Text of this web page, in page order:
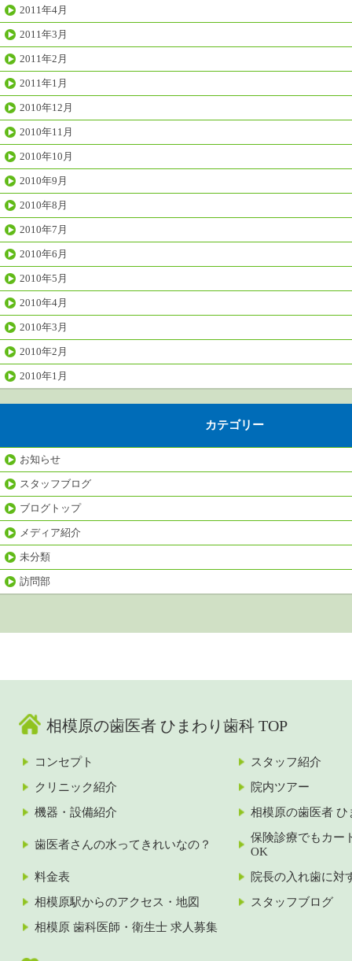
2011年4月
2011年3月
2011年2月
2011年1月
2010年12月
2010年11月
2010年10月
2010年9月
2010年8月
2010年7月
2010年6月
2010年5月
2010年4月
2010年3月
2010年2月
2010年1月
カテゴリー
お知らせ
スタッフブログ
ブログトップ
メディア紹介
未分類
訪問部
相模原の歯医者 ひまわり歯科 TOP
コンセプト
スタッフ紹介
クリニック紹介
院内ツアー
機器・設備紹介
相模原の歯医者 ひ
歯医者さんの水ってきれいなの？
保険診療でもカー
OK
料金表
院長の入れ歯に対
相模原駅からのアクセス・地図
スタッフブログ
相模原 歯科医師・衛生士 求人募集